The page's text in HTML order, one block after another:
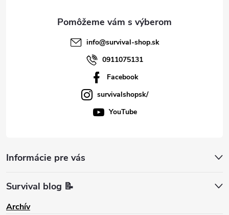
info@survival-shop.sk
0911075131
Facebook
survivalshopsk/
YouTube
Informácie pre vás
Survival blog 📝
Archív